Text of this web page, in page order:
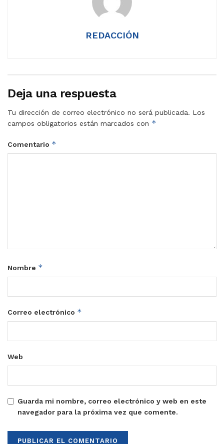
REDACCIÓN
Deja una respuesta
Tu dirección de correo electrónico no será publicada. Los
campos obligatorios están marcados con *
Comentario *
Nombre *
Correo electrónico *
Web
Guarda mi nombre, correo electrónico y web en este
navegador para la próxima vez que comente.